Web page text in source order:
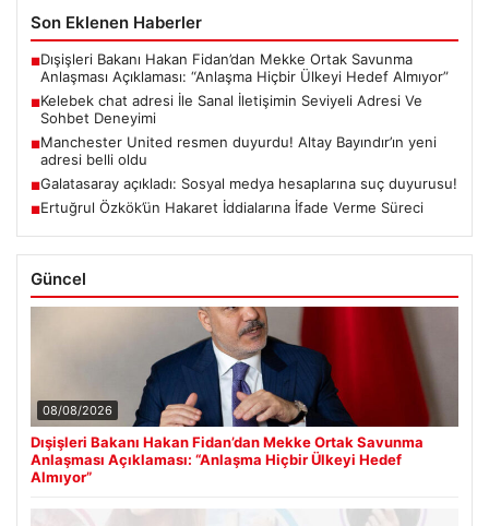
Son Eklenen Haberler
■Dışişleri Bakanı Hakan Fidan’dan Mekke Ortak Savunma
Anlaşması Açıklaması: “Anlaşma Hiçbir Ülkeyi Hedef Almıyor”
■Kelebek chat adresi İle Sanal İletişimin Seviyeli Adresi Ve
Sohbet Deneyimi
■Manchester United resmen duyurdu! Altay Bayındır’ın yeni
adresi belli oldu
■Galatasaray açıkladı: Sosyal medya hesaplarına suç duyurusu!
■Ertuğrul Özkök’ün Hakaret İddialarına İfade Verme Süreci
Güncel
08/08/2026
Dışişleri Bakanı Hakan Fidan’dan Mekke Ortak Savunma
Anlaşması Açıklaması: “Anlaşma Hiçbir Ülkeyi Hedef
Almıyor”